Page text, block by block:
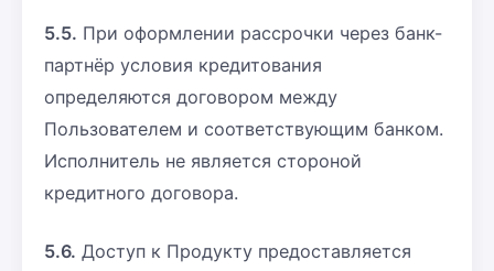
5.5. При оформлении рассрочки через банк-
партнёр условия кредитования
определяются договором между
Пользователем и соответствующим банком.
Исполнитель не является стороной
кредитного договора.
5.6. Доступ к Продукту предоставляется